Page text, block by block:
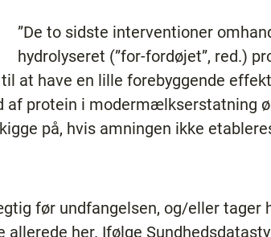
”De to sidste interventioner
hydrolyseret (”for-fordøjet”, red.)
at have en lille forebyggende
af protein i modermælkserstatning
på, hvis amningen ikke
før undfangelsen, og/eller tager
her. Ifølge